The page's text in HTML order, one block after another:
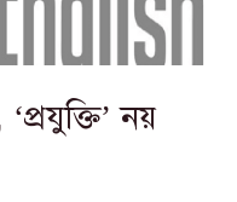
‘প্রযুক্তি’ নয়